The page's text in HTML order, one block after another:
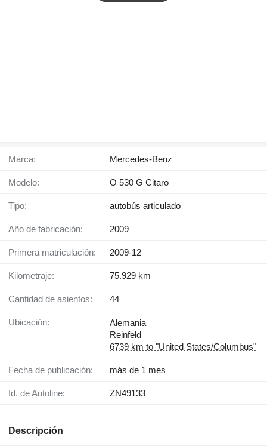
Marca: Mercedes-Benz
Modelo: O 530 G Citaro
Tipo: autobús articulado
Año de fabricación: 2009
Primera matriculación: 2009-12
Kilometraje: 75.929 km
Cantidad de asientos: 44
Ubicación:
Alemania
Reinfeld
6739 km to "United States/Columbus"
Fecha de publicación: más de 1 mes
Id. de Autoline: ZN49133
Descripción